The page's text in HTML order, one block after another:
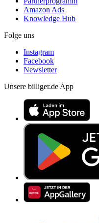
Amazon Ads
Knowledge Hub
Folge uns
Instagram
Facebook
Newsletter
Unsere billiger.de App